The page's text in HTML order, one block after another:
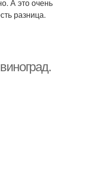
А это очень
разница.